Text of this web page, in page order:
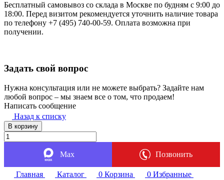
Бесплатный самовывоз со склада в Москве по будням с 9:00 до
18:00. Перед визитом рекомендуется уточнить наличие товара
по телефону +7 (495) 740-00-59. Оплата возможна при
получении.
Задать свой вопрос
Нужна консультация или не можете выбрать? Задайте нам
любой вопрос – мы знаем все о том, что продаем!
Написать сообщение
Назад к списку
В корзину
Max Позвонить
Главная Каталог 0 Корзина 0 Избранные